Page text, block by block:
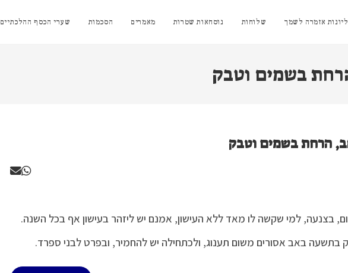
אזמרה לשמך שלוחות נוסחאות שטרות מאמרים הסכמות שערי הכסף ההלכתיים
בשמים וטבק
בצנעה, למי שקשה לו מאד ללא העישון, אמנם יש ליזהר בעישון אף בכל השנה.
באב אסורים משום תענוג, ולכתחילה יש להחמיר, ובפרט לבני ספרד.